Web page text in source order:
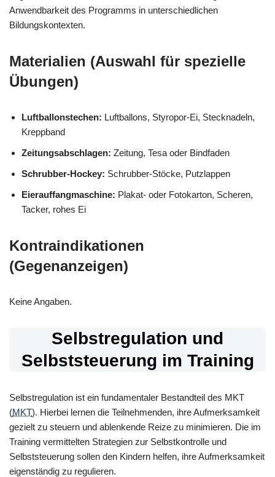
Anwendbarkeit des Programms in unterschiedlichen
Bildungskontexten.
Materialien (Auswahl für spezielle
Übungen)
Luftballonstechen: Luftballons, Styropor-Ei, Stecknadeln,
Kreppband
Zeitungsabschlagen: Zeitung, Tesa oder Bindfaden
Schrubber-Hockey: Schrubber-Stöcke, Putzlappen
Eierauffangmaschine: Plakat- oder Fotokarton, Scheren,
Tacker, rohes Ei
Kontraindikationen
(Gegenanzeigen)
Keine Angaben.
Selbstregulation und
Selbststeuerung im Training
Selbstregulation ist ein fundamentaler Bestandteil des MKT
(MKT). Hierbei lernen die Teilnehmenden, ihre Aufmerksamkeit
gezielt zu steuern und ablenkende Reize zu minimieren. Die im
Training vermittelten Strategien zur Selbstkontrolle und
Selbststeuerung sollen den Kindern helfen, ihre Aufmerksamkeit
eigenständig zu regulieren.